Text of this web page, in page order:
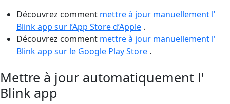
Découvrez comment mettre à jour manuellement l’
Blink app sur l’App Store d’Apple .
Découvrez comment mettre à jour manuellement l'
Blink app sur le Google Play Store .
Mettre à jour automatiquement l'
Blink app